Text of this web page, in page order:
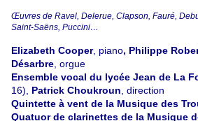
Œuvres de Ravel, Delerue, Clapson, Fauré,
Saint-Saëns, Puccini…
Elizabeth Cooper, piano, Philippe
Désarbre , orgue
Ensemble vocal du lycée Jean de La
16), Patrick Choukroun , direction
Quintette à vent de la Musique des
Quatuor de clarinettes de la Musique